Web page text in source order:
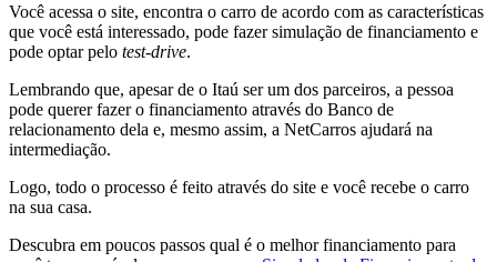
Você acessa o site, encontra o carro de acordo com as características
que você está interessado, pode fazer simulação de financiamento e
pode optar pelo test-drive.
Lembrando que, apesar de o Itaú ser um dos parceiros, a pessoa
pode querer fazer o financiamento através do Banco de
relacionamento dela e, mesmo assim, a NetCarros ajudará na
intermediação.
Logo, todo o processo é feito através do site e você recebe o carro
na sua casa.
Descubra em poucos passos qual é o melhor financiamento para